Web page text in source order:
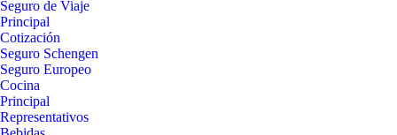
Seguro de Viaje
Principal
Cotización
Seguro Schengen
Seguro Europeo
Cocina
Principal
Representativos